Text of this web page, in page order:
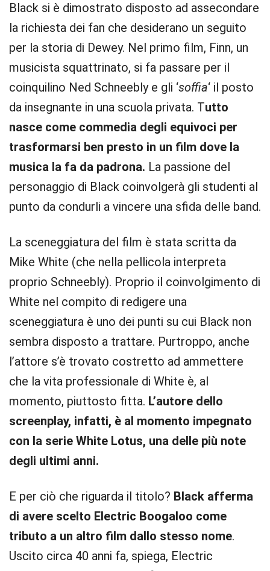
Black si è dimostrato disposto ad assecondare
la richiesta dei fan che desiderano un seguito
per la storia di Dewey. Nel primo film, Finn, un
musicista squattrinato, si fa passare per il
coinquilino Ned Schneebly e gli ‘soffia‘ il posto
da insegnante in una scuola privata. Tutto
nasce come commedia degli equivoci per
trasformarsi ben presto in un film dove la
musica la fa da padrona. La passione del
personaggio di Black coinvolgerà gli studenti al
punto da condurli a vincere una sfida delle band.
La sceneggiatura del film è stata scritta da
Mike White (che nella pellicola interpreta
proprio Schneebly). Proprio il coinvolgimento di
White nel compito di redigere una
sceneggiatura è uno dei punti su cui Black non
sembra disposto a trattare. Purtroppo, anche
l’attore s’è trovato costretto ad ammettere
che la vita professionale di White è, al
momento, piuttosto fitta. L’autore dello
screenplay, infatti, è al momento impegnato
con la serie White Lotus, una delle più note
degli ultimi anni.
E per ciò che riguarda il titolo? Black afferma
di avere scelto Electric Boogaloo come
tributo a un altro film dallo stesso nome.
Uscito circa 40 anni fa, spiega, Electric